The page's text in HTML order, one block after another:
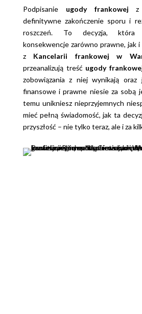
Podpisanie ugody frankowej z
definitywne zakończenie sporu i
roszczeń. To decyzja, która
konsekwencje zarówno prawne, jak
z Kancelarii frankowej w
przeanalizują treść ugody
zobowiązania z niej wynikają oraz
finansowe i prawne niesie za sobą
temu unikniesz nieprzyjemnych
mieć pełną świadomość, jak ta
przyszłość – nie tylko teraz, ale i za